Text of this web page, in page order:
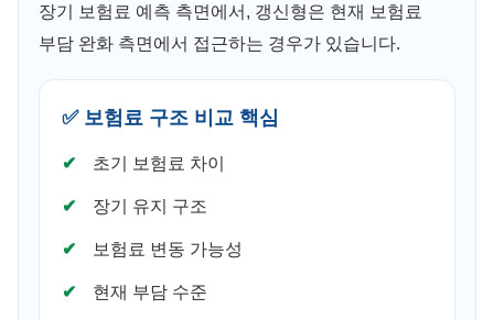
장기 보험료 예측 측면에서, 갱신형은 현재 보험료
부담 완화 측면에서 접근하는 경우가 있습니다.
✅ 보험료 구조 비교 핵심
초기 보험료 차이
장기 유지 구조
보험료 변동 가능성
현재 부담 수준